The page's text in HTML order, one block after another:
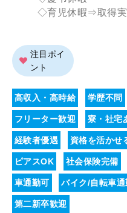
◇育児休暇⇒取得実
注目ポイ
ント
高収入・高時給 学歴不問
フリーター歓迎 寮・社宅
経験者優遇 資格を活かせ
ピアスOK 社会保険完備
車通勤可 バイク/自転車通
第二新卒歓迎